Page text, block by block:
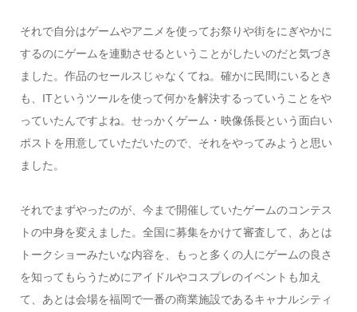
それで自分はゲームやアニメを使ってお祭りや街をにぎやかに
するのにゲームを連動させるということがしたいのだと気づき
ました。作品のセールスじゃなくてね。確かに民間にいるとき
も、ITというツールを使って何かを解決するっていうことをや
っていたんですよね。せっかくゲーム・映像係長という面白い
ポストを用意していただいたので、それをやってみようと思い
ました。
それでまずやったのが、今まで開催していたゲームのコンテス
トの中身を変えました。全国に募集をかけて審査して、あとは
トークショーみたいな内容を、もっと多くの人にゲームの良さ
を知ってもらうためにアイドルやコスプレのイベントも加え
て、あとは会場を福岡で一番の商業施設であるキャナルシティ